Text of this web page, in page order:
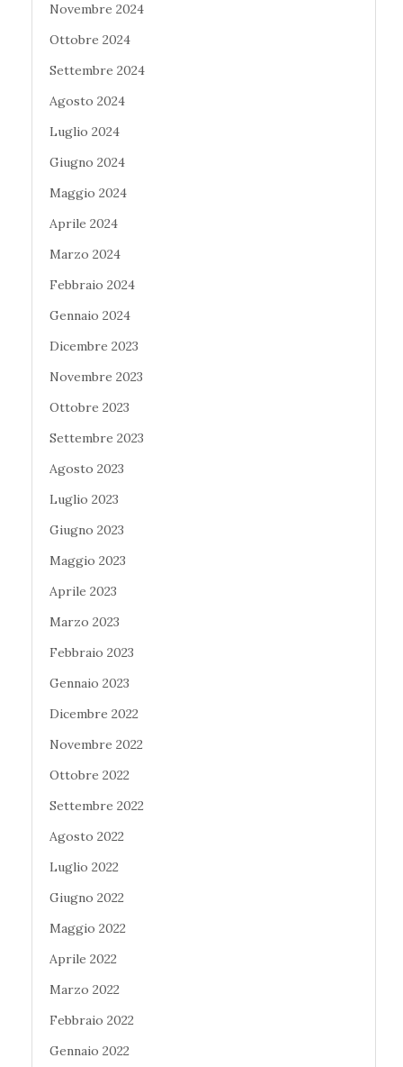
Novembre 2024
Ottobre 2024
Settembre 2024
Agosto 2024
Luglio 2024
Giugno 2024
Maggio 2024
Aprile 2024
Marzo 2024
Febbraio 2024
Gennaio 2024
Dicembre 2023
Novembre 2023
Ottobre 2023
Settembre 2023
Agosto 2023
Luglio 2023
Giugno 2023
Maggio 2023
Aprile 2023
Marzo 2023
Febbraio 2023
Gennaio 2023
Dicembre 2022
Novembre 2022
Ottobre 2022
Settembre 2022
Agosto 2022
Luglio 2022
Giugno 2022
Maggio 2022
Aprile 2022
Marzo 2022
Febbraio 2022
Gennaio 2022